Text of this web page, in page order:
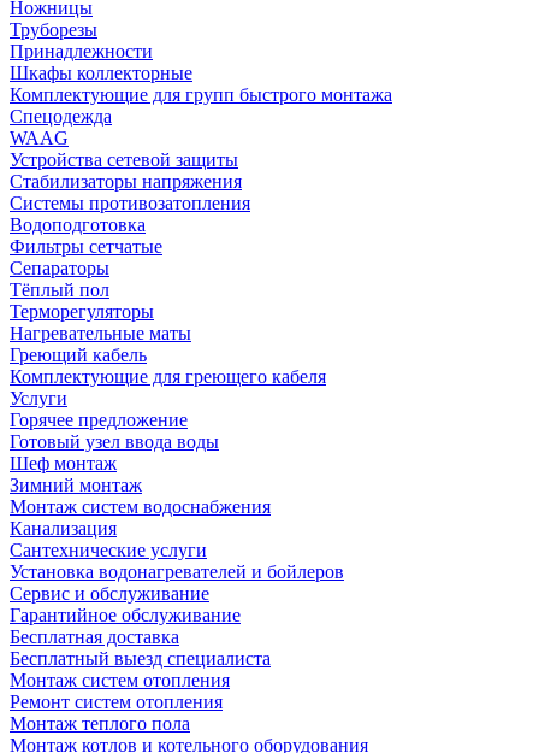
Ножницы
Труборезы
Принадлежности
Шкафы коллекторные
Комплектующие для групп быстрого монтажа
Спецодежда
WAAG
Устройства сетевой защиты
Стабилизаторы напряжения
Системы противозатопления
Водоподготовка
Фильтры сетчатые
Сепараторы
Тёплый пол
Терморегуляторы
Нагревательные маты
Греющий кабель
Комплектующие для греющего кабеля
Услуги
Горячее предложение
Готовый узел ввода воды
Шеф монтаж
Зимний монтаж
Монтаж систем водоснабжения
Канализация
Сантехнические услуги
Установка водонагревателей и бойлеров
Сервис и обслуживание
Гарантийное обслуживание
Бесплатная доставка
Бесплатный выезд специалиста
Монтаж систем отопления
Ремонт систем отопления
Монтаж теплого пола
Монтаж котлов и котельного оборудования